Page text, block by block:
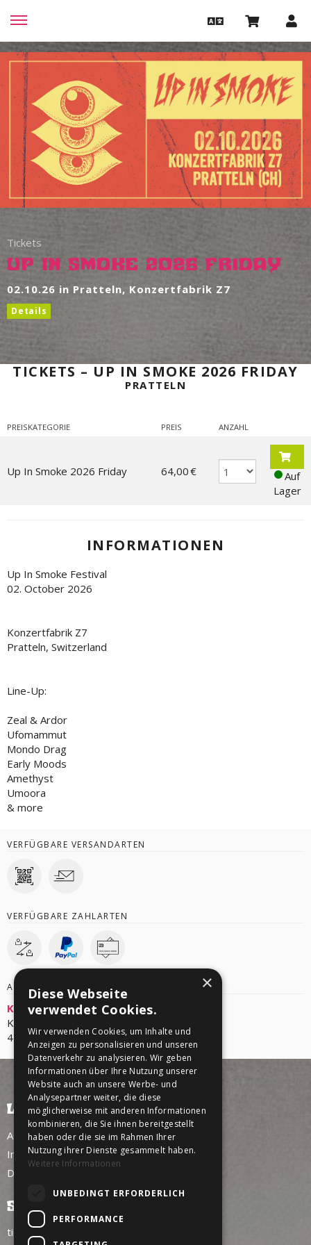
Tickets
Up In Smoke 2026 Friday
02.10.26 in Pratteln, Konzertfabrik Z7
Details
TICKETS – UP IN SMOKE 2026 FRIDAY
PRATTELN
PREISKATEGORIE PREIS ANZAHL
Up In Smoke 2026 Friday 64,00 €
Auf
Lager
INFORMATIONEN
Up In Smoke Festival
02. October 2026
Konzertfabrik Z7
Pratteln, Switzerland
Line-Up:
Zeal & Ardor
Ufomammut
Mondo Drag
Early Moods
Amethyst
Umoora
& more
VERFÜGBARE VERSANDARTEN
VERFÜGBARE ZAHLARTEN
ANBIETER/VERANSTALTER
Konzertfabrik Z7
Kraftwerkstrasse 7
4133 Pratteln
LINKS
AGB
Impressum
Datenschutz
SERVICE
tickettoaster Support
×
Diese Webseite
verwendet Cookies.
Wir verwenden Cookies, um Inhalte und
Anzeigen zu personalisieren und unseren
Datenverkehr zu analysieren. Wir geben
Informationen über Ihre Nutzung unserer
Website auch an unsere Werbe- und
Analysepartner weiter, die diese
möglicherweise mit anderen Informationen
kombinieren, die Sie ihnen bereitgestellt
haben oder die sie im Rahmen Ihrer
Nutzung ihrer Dienste gesammelt haben.
Weitere Informationen
UNBEDINGT ERFORDERLICH
PERFORMANCE